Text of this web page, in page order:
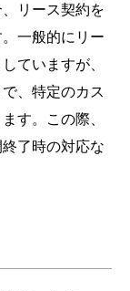
リース契約を
一般的にリー
ていますが、
、特定のカス
す。この際、
了時の対応な